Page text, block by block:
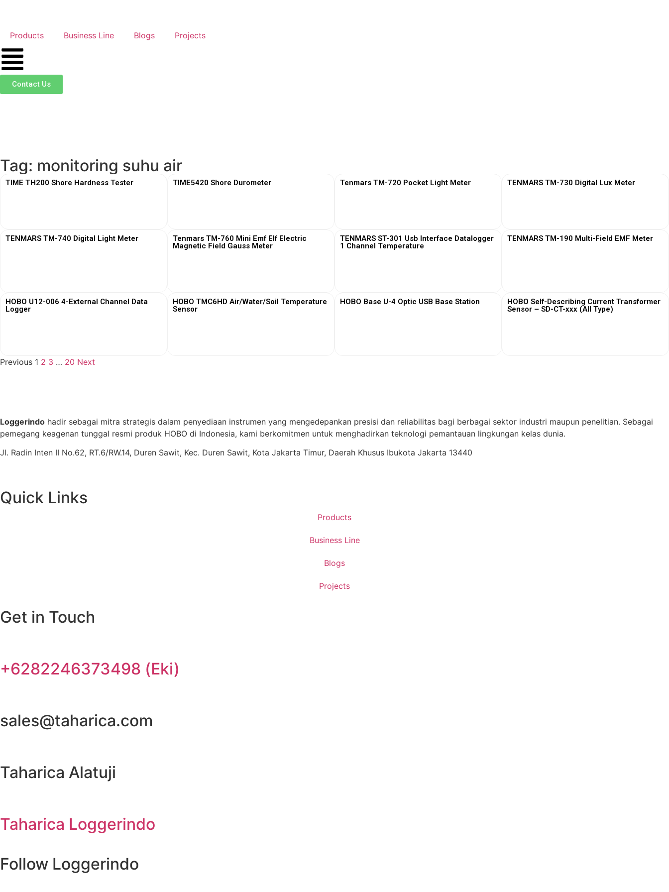
Products Business Line Blogs Projects
Contact Us
Tag: monitoring suhu air
TIME TH200 Shore Hardness Tester TIME5420 Shore Durometer Tenmars TM-720 Pocket Light Meter TENMARS TM-730 Digital Lux Meter
TENMARS TM-740 Digital Light Meter
Tenmars TM-760 Mini Emf Elf Electric
Magnetic Field Gauss Meter
TENMARS ST-301 Usb Interface Datalogger
1 Channel Temperature
TENMARS TM-190 Multi-Field EMF Meter
HOBO U12-006 4-External Channel Data
Logger
HOBO TMC6HD Air/Water/Soil Temperature
Sensor
HOBO Base U-4 Optic USB Base Station
HOBO Self-Describing Current Transformer
Sensor – SD-CT-xxx (All Type)
Previous 1 2 3 … 20 Next
Loggerindo hadir sebagai mitra strategis dalam penyediaan instrumen yang mengedepankan presisi dan reliabilitas bagi berbagai sektor industri maupun penelitian. Sebagai
pemegang keagenan tunggal resmi produk HOBO di Indonesia, kami berkomitmen untuk menghadirkan teknologi pemantauan lingkungan kelas dunia.
Jl. Radin Inten II No.62, RT.6/RW.14, Duren Sawit, Kec. Duren Sawit, Kota Jakarta Timur, Daerah Khusus Ibukota Jakarta 13440
Quick Links
Products
Business Line
Blogs
Projects
Get in Touch
+6282246373498 (Eki)
sales@taharica.com
Taharica Alatuji
Taharica Loggerindo
Follow Loggerindo